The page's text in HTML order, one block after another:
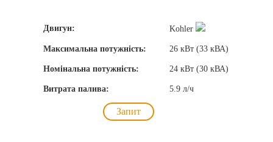
Двигун: Kohler
Максимальна потужність: 26 кВт (33 кВА)
Номінальна потужність: 24 кВт (30 кВА)
Витрата палива: 5.9 л/ч
Запит